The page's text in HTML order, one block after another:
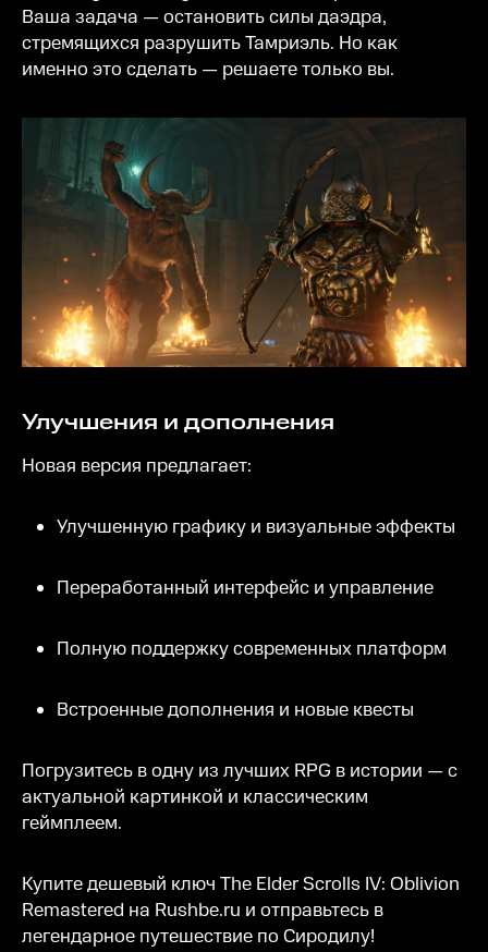
Ваша задача — остановить силы даэдра,
стремящихся разрушить Тамриэль. Но как
именно это сделать — решаете только вы.
Улучшения и дополнения
Новая версия предлагает:
Улучшенную графику и визуальные эффекты
Переработанный интерфейс и управление
Полную поддержку современных платформ
Встроенные дополнения и новые квесты
Погрузитесь в одну из лучших RPG в истории — с
актуальной картинкой и классическим
геймплеем.
Купите дешевый ключ The Elder Scrolls IV: Oblivion
Remastered на Rushbe.ru и отправьтесь в
легендарное путешествие по Сиродилу!